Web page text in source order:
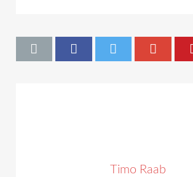
Timo Raab